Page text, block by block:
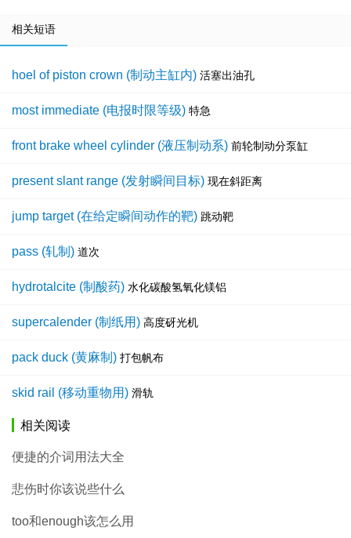
相关短语
hoel of piston crown (制动主缸内) 活塞出油孔
most immediate (电报时限等级) 特急
front brake wheel cylinder (液压制动系) 前轮制动分泵缸
present slant range (发射瞬间目标) 现在斜距离
jump target (在给定瞬间动作的靶) 跳动靶
pass (轧制) 道次
hydrotalcite (制酸药) 水化碳酸氢氧化镁铝
supercalender (制纸用) 高度砑光机
pack duck (黄麻制) 打包帆布
skid rail (移动重物用) 滑轨
相关阅读
便捷的介词用法大全
悲伤时你该说些什么
too和enough该怎么用